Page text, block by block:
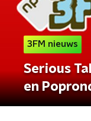
3FM nieuws
Serious
en